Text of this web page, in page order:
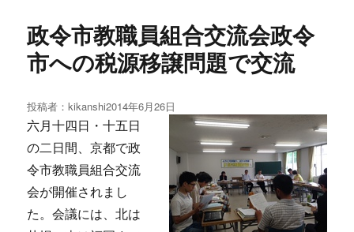
政令市教職員組合交流会政令
市への税源移譲問題で交流
投稿者：kikanshi投
稿
日:
2014年6月26日
六月十四日・十五日
の二日間、京都で政
令市教職員組合交流
会が開催されまし
た。会議には、北は